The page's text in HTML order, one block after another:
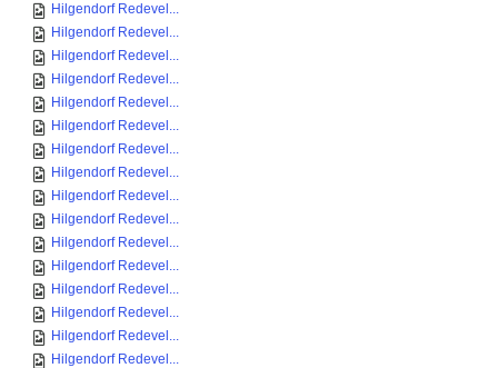
Hilgendorf Redevel...
Hilgendorf Redevel...
Hilgendorf Redevel...
Hilgendorf Redevel...
Hilgendorf Redevel...
Hilgendorf Redevel...
Hilgendorf Redevel...
Hilgendorf Redevel...
Hilgendorf Redevel...
Hilgendorf Redevel...
Hilgendorf Redevel...
Hilgendorf Redevel...
Hilgendorf Redevel...
Hilgendorf Redevel...
Hilgendorf Redevel...
Hilgendorf Redevel...